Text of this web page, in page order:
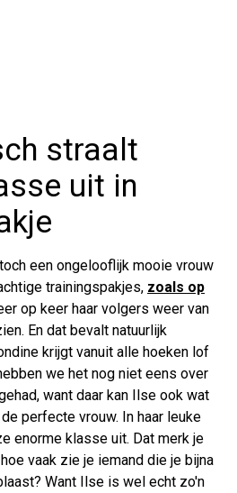
straalt
uit in
een ongelooflijk mooie vrouw
trainingspakjes, zoals op
op keer haar volgers weer van
En dat bevalt natuurlijk
krijgt vanuit alle hoeken lof
we het nog niet eens over
want daar kan Ilse ook wat
perfecte vrouw. In haar leuke
enorme klasse uit. Dat merk je
vaak zie je iemand die je bijna
Want Ilse is wel echt zo'n